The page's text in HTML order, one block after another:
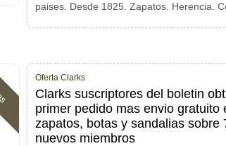
paises. Desde 1825. Zapatos. Herencia.
Oferta Clarks
Clarks suscriptores del boletin
primer pedido mas envio gratuito
zapatos, botas y sandalias sobre
nuevos miembros